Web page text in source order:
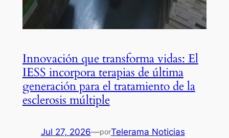
Innovación que transforma vidas: El
IESS incorpora terapias de última
generación para el tratamiento de la
esclerosis múltiple
Jul 27, 2026—porTelerama Noticias